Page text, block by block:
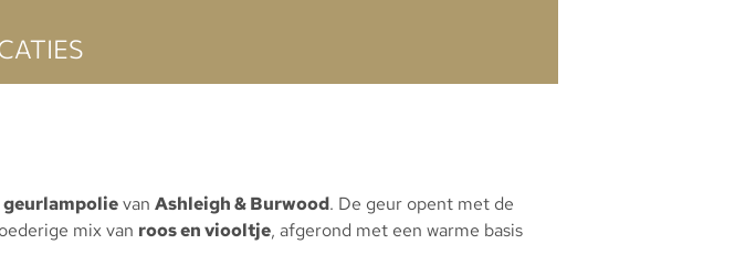
van Ashleigh & Burwood. De geur opent met de
mix van roos en viooltje, afgerond met een warme basis